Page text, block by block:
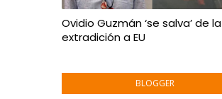
Ovidio Guzmán ‘se salva’ de la
extradición a EU
BLOGGER